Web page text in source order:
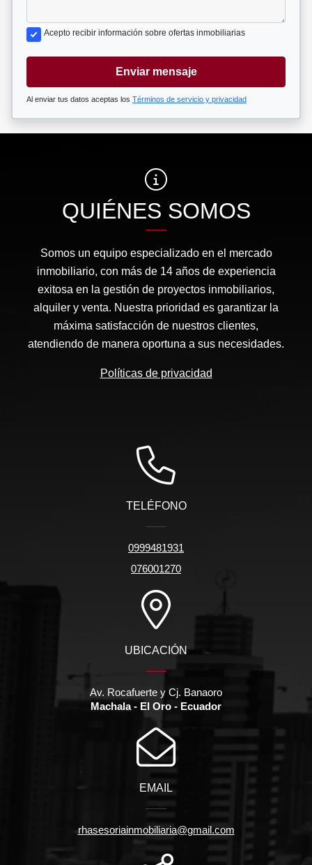
Acepto recibir información sobre ofertas inmobiliarias
Enviar mensaje
Al enviar tus datos aceptas los Términos de servicio y privacidad
QUIÉNES SOMOS
Somos un equipo especializado en el mercado
inmobiliario, con más de 14 años de experiencia
exitosa en la gestión de proyectos inmobiliarios,
alquiler y venta. Nuestra prioridad es garantizar la
máxima satisfacción de nuestros clientes,
atendiendo de manera oportuna a sus necesidades.
Políticas de privacidad
TELÉFONO
0999481931
076001270
UBICACIÓN
Av. Rocafuerte y Cj. Banaoro
Machala - El Oro - Ecuador
EMAIL
rhasesoriainmobiliaria@gmail.com